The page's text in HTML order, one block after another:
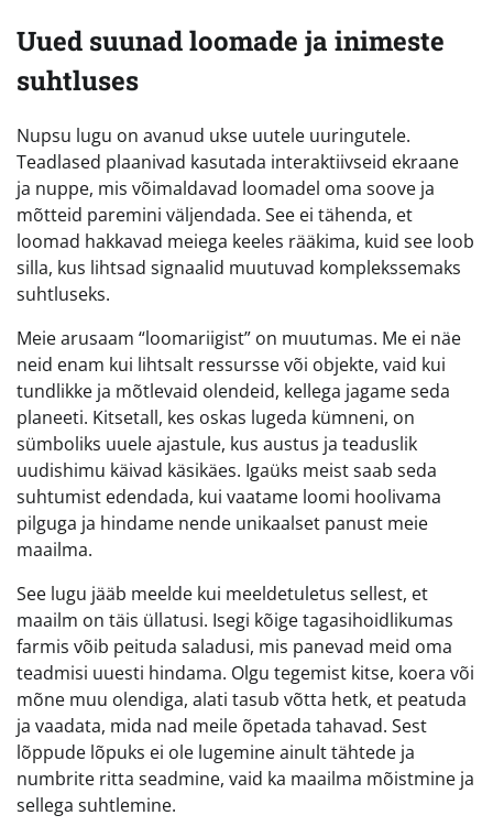
Uued suunad loomade ja inimeste
suhtluses
Nupsu lugu on avanud ukse uutele uuringutele.
Teadlased plaanivad kasutada interaktiivseid ekraane
ja nuppe, mis võimaldavad loomadel oma soove ja
mõtteid paremini väljendada. See ei tähenda, et
loomad hakkavad meiega keeles rääkima, kuid see loob
silla, kus lihtsad signaalid muutuvad komplekssemaks
suhtluseks.
Meie arusaam “loomariigist” on muutumas. Me ei näe
neid enam kui lihtsalt ressursse või objekte, vaid kui
tundlikke ja mõtlevaid olendeid, kellega jagame seda
planeeti. Kitsetall, kes oskas lugeda kümneni, on
sümboliks uuele ajastule, kus austus ja teaduslik
uudishimu käivad käsikäes. Igaüks meist saab seda
suhtumist edendada, kui vaatame loomi hoolivama
pilguga ja hindame nende unikaalset panust meie
maailma.
See lugu jääb meelde kui meeldetuletus sellest, et
maailm on täis üllatusi. Isegi kõige tagasihoidlikumas
farmis võib peituda saladusi, mis panevad meid oma
teadmisi uuesti hindama. Olgu tegemist kitse, koera või
mõne muu olendiga, alati tasub võtta hetk, et peatuda
ja vaadata, mida nad meile õpetada tahavad. Sest
lõppude lõpuks ei ole lugemine ainult tähtede ja
numbrite ritta seadmine, vaid ka maailma mõistmine ja
sellega suhtlemine.